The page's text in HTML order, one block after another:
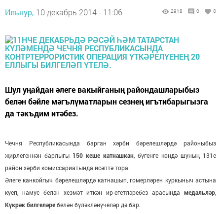
Ильнур, 10 декабрь 2014 - 11:06 2918 0 0
Шул уңайдан әлеге вакыйганың райондашларыбыз
белән бәйле мәгълүматларын сезнең игътибарыгызга
да тәкъдим итәбез.
Чечня Республикасында барган хәрби бәрелешләрдә районыбыз
җирлегеннән барлыгы 150 кеше катнашкан , бүгенге көндә шуның 131е
район хәрби комиссариатында исәптә тора.
Әлеге канкойгыч бәрелешләрдә катнашып, гомерләрен куркыныч астына
куеп, намус белән хезмәт иткән ир-егетләребез арасында медальләр
Күкрәк билгеләре белән бүләкләнүчеләр дә бар.